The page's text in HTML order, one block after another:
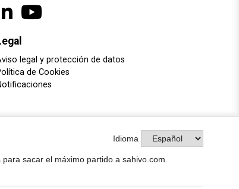
legal y protección de datos
de Cookies
Idioma
sacar el máximo partido a sahivo.com.